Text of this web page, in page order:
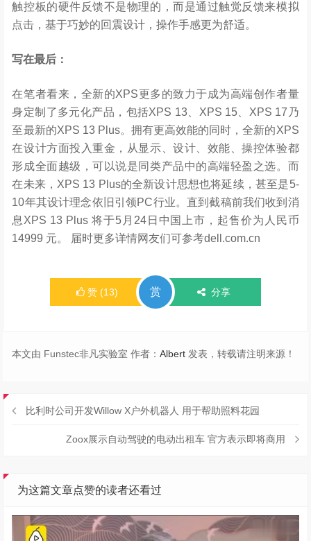
触控板的硬件反馈不是物理的，而是通过触觉反馈来模拟
点击，基于巧妙的回震设计，操作手感更为舒适。
写在最后：
在笔者看来，全新的XPS更多的致力于成为高端创作者量
身定制了多元化产品，包括XPS 13、XPS 15、XPS 17乃
至最新的XPS 13 Plus。拥有更高效能的同时，全新的XPS
在设计方面投入重金，从显示、设计、效能、操控体验都
形成全面越级，可以说是同类产品中的高端轻盈之选。而
在未来，XPS 13 Plus的全新设计思想也将延续，甚至是5-
10年其设计理念依旧引领PC行业。直到截稿前我们收到消
息XPS 13 Plus 将于5月24日中国上市，起售价为人民币
14999 元。 届时更多详情网友们可参考dell.com.cn
赞 (13) 赏 分享
本文由 Funstec非凡实验室 作者：Albert 发表，转载请注明来源！
比利时公司开发Willow X户外机器人 用于帮助照料花园
Zoox展示自动驾驶的电动出租车 官方表示即将商用
为这篇文章点赞的读者还看过